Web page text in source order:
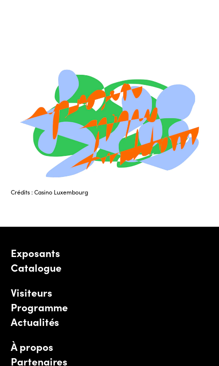
Crédits : Casino Luxembourg
Exposants
Catalogue
Visiteurs
Programme
Actualités
À propos
Partenaires